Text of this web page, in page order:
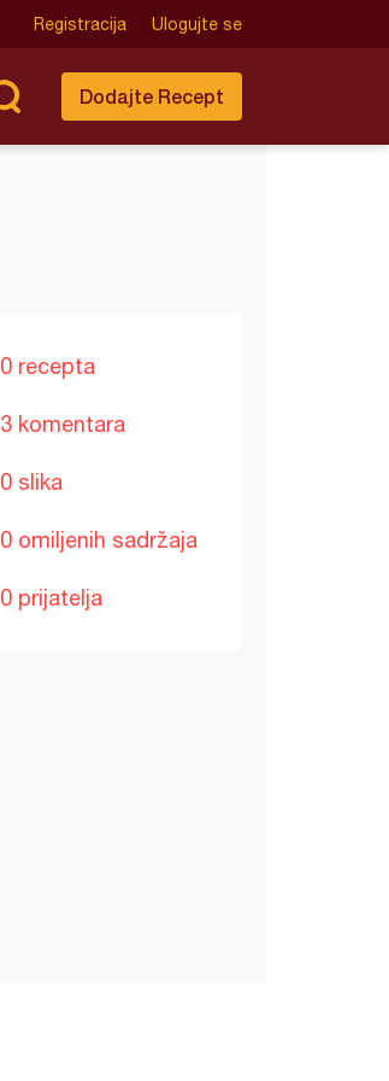
Registracija Ulogujte se
Dodajte Recept
0 recepta
3 komentara
0 slika
0 omiljenih sadržaja
0 prijatelja